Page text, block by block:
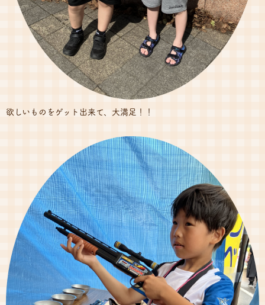
欲しいものをゲット出来て、大満足！！